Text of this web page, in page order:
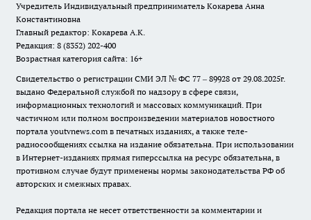
Учредитель Индивидуальный предприниматель Кокарева Анна
Константиновна
Главный редактор: Кокарева А.К.
Редакция: 8 (8352) 202-400
Возрастная категория сайта: 16+
Свидетельство о регистрации СМИ ЭЛ № ФС 77 – 89928 от 29.08.2025г.
выдано Федеральной службой по надзору в сфере связи,
информационных технологий и массовых коммуникаций. При
частичном или полном воспроизведении материалов новостного
портала youtvnews.com в печатных изданиях, а также теле-
радиосообщениях ссылка на издание обязательна. При использовании
в Интернет-изданиях прямая гиперссылка на ресурс обязательна, в
противном случае будут применены нормы законодательства РФ об
авторских и смежных правах.
Редакция портала не несет ответственности за комментарии и